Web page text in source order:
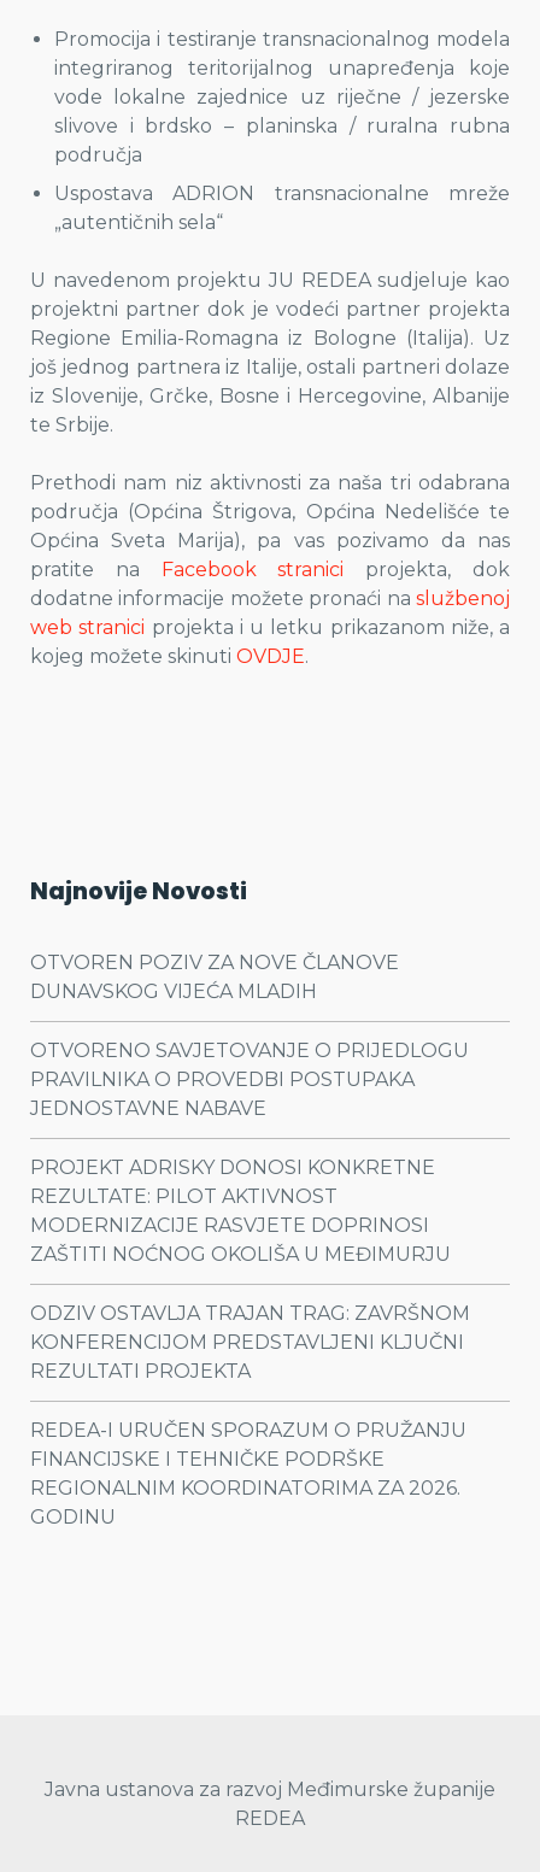
Promocija i testiranje transnacionalnog modela
integriranog teritorijalnog unapređenja koje
vode lokalne zajednice uz riječne / jezerske
slivove i brdsko – planinska / ruralna rubna
područja
Uspostava ADRION transnacionalne mreže
„autentičnih sela“
U navedenom projektu JU REDEA sudjeluje kao
projektni partner dok je vodeći partner projekta
Regione Emilia-Romagna iz Bologne (Italija). Uz
još jednog partnera iz Italije, ostali partneri dolaze
iz Slovenije, Grčke, Bosne i Hercegovine, Albanije
te Srbije.
Prethodi nam niz aktivnosti za naša tri odabrana
područja (Općina Štrigova, Općina Nedelišće te
Općina Sveta Marija), pa vas pozivamo da nas
pratite na Facebook stranici projekta, dok
dodatne informacije možete pronaći na službenoj
web stranici projekta i u letku prikazanom niže, a
kojeg možete skinuti OVDJE.
Najnovije Novosti
OTVOREN POZIV ZA NOVE ČLANOVE
DUNAVSKOG VIJEĆA MLADIH
OTVORENO SAVJETOVANJE O PRIJEDLOGU
PRAVILNIKA O PROVEDBI POSTUPAKA
JEDNOSTAVNE NABAVE
PROJEKT ADRISKY DONOSI KONKRETNE
REZULTATE: PILOT AKTIVNOST
MODERNIZACIJE RASVJETE DOPRINOSI
ZAŠTITI NOĆNOG OKOLIŠA U MEĐIMURJU
ODZIV OSTAVLJA TRAJAN TRAG: ZAVRŠNOM
KONFERENCIJOM PREDSTAVLJENI KLJUČNI
REZULTATI PROJEKTA
REDEA-I URUČEN SPORAZUM O PRUŽANJU
FINANCIJSKE I TEHNIČKE PODRŠKE
REGIONALNIM KOORDINATORIMA ZA 2026.
GODINU
Javna ustanova za razvoj Međimurske županije
REDEA